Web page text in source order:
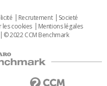
Recrutement
Societé
les cookies
Mentions légales
© 2022 CCM Benchmark